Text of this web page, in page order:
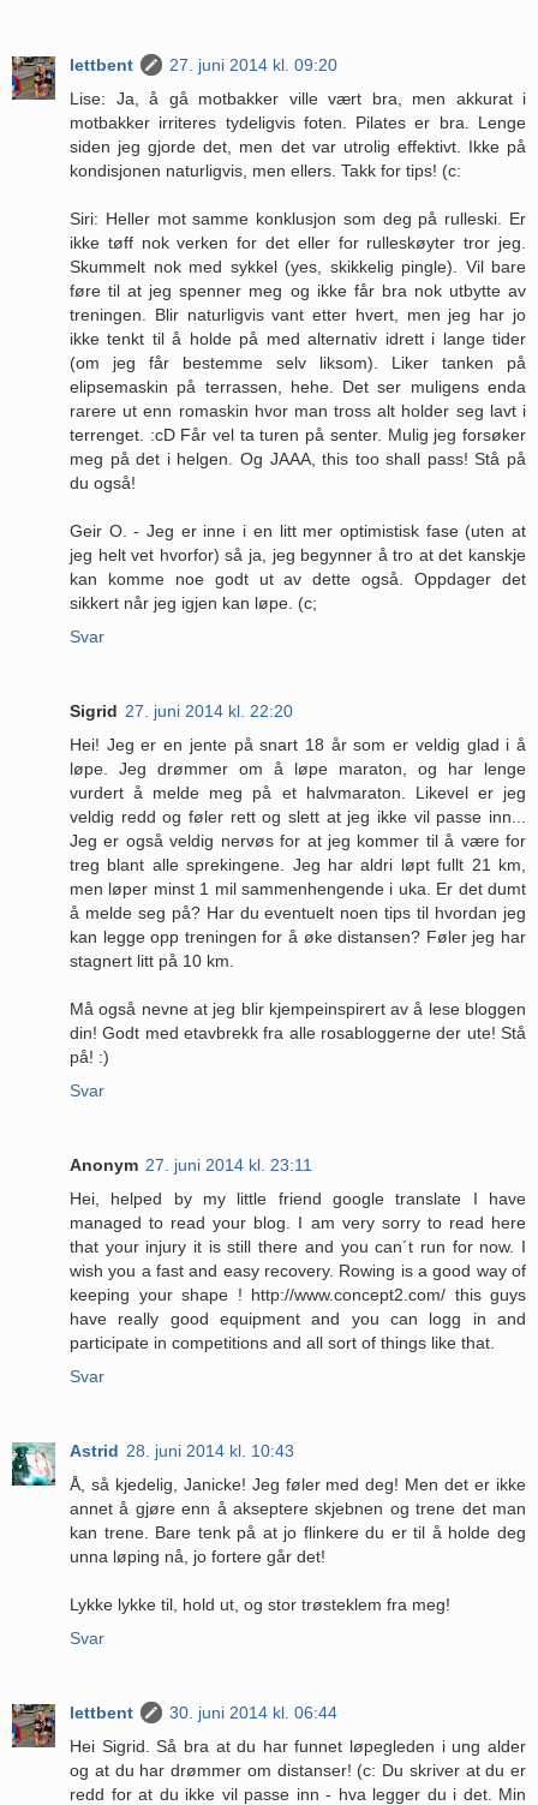
lettbent
27. juni 2014 kl. 09:20
Lise: Ja, å gå motbakker ville vært bra, men akkurat i
motbakker irriteres tydeligvis foten. Pilates er bra. Lenge
siden jeg gjorde det, men det var utrolig effektivt. Ikke på
kondisjonen naturligvis, men ellers. Takk for tips! (c:
Siri: Heller mot samme konklusjon som deg på rulleski. Er
ikke tøff nok verken for det eller for rulleskøyter tror jeg.
Skummelt nok med sykkel (yes, skikkelig pingle). Vil bare
føre til at jeg spenner meg og ikke får bra nok utbytte av
treningen. Blir naturligvis vant etter hvert, men jeg har jo
ikke tenkt til å holde på med alternativ idrett i lange tider
(om jeg får bestemme selv liksom). Liker tanken på
elipsemaskin på terrassen, hehe. Det ser muligens enda
rarere ut enn romaskin hvor man tross alt holder seg lavt i
terrenget. :cD Får vel ta turen på senter. Mulig jeg forsøker
meg på det i helgen. Og JAAA, this too shall pass! Stå på
du også!
Geir O. - Jeg er inne i en litt mer optimistisk fase (uten at
jeg helt vet hvorfor) så ja, jeg begynner å tro at det kanskje
kan komme noe godt ut av dette også. Oppdager det
sikkert når jeg igjen kan løpe. (c;
Svar
Sigrid 27. juni 2014 kl. 22:20
Hei! Jeg er en jente på snart 18 år som er veldig glad i å
løpe. Jeg drømmer om å løpe maraton, og har lenge
vurdert å melde meg på et halvmaraton. Likevel er jeg
veldig redd og føler rett og slett at jeg ikke vil passe inn...
Jeg er også veldig nervøs for at jeg kommer til å være for
treg blant alle sprekingene. Jeg har aldri løpt fullt 21 km,
men løper minst 1 mil sammenhengende i uka. Er det dumt
å melde seg på? Har du eventuelt noen tips til hvordan jeg
kan legge opp treningen for å øke distansen? Føler jeg har
stagnert litt på 10 km.
Må også nevne at jeg blir kjempeinspirert av å lese bloggen
din! Godt med etavbrekk fra alle rosabloggerne der ute! Stå
på! :)
Svar
Anonym 27. juni 2014 kl. 23:11
Hei, helped by my little friend google translate I have
managed to read your blog. I am very sorry to read here
that your injury it is still there and you can´t run for now. I
wish you a fast and easy recovery. Rowing is a good way of
keeping your shape ! http://www.concept2.com/ this guys
have really good equipment and you can logg in and
participate in competitions and all sort of things like that.
Svar
Astrid 28. juni 2014 kl. 10:43
Å, så kjedelig, Janicke! Jeg føler med deg! Men det er ikke
annet å gjøre enn å akseptere skjebnen og trene det man
kan trene. Bare tenk på at jo flinkere du er til å holde deg
unna løping nå, jo fortere går det!
Lykke lykke til, hold ut, og stor trøsteklem fra meg!
Svar
lettbent
30. juni 2014 kl. 06:44
Hei Sigrid. Så bra at du har funnet løpegleden i ung alder
og at du har drømmer om distanser! (c: Du skriver at du er
redd for at du ikke vil passe inn - hva legger du i det. Min